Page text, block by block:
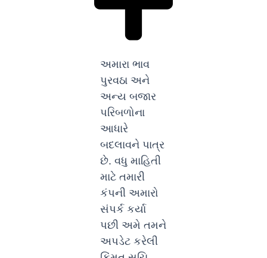
અમારા ભાવ
પુરવઠા અને
અન્ય બજાર
પરિબળોના
આધારે
બદલાવને પાત્ર
છે. વધુ માહિતી
માટે તમારી
કંપની અમારો
સંપર્ક કર્યા
પછી અમે તમને
અપડેટ કરેલી